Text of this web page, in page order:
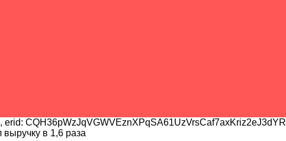
, erid: CQH36pWzJqVGWVEznXPqSA61UzVrsCaf7axKriz2eJ3dYR
в 1,6 раза